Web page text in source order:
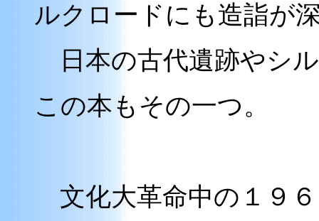
ルクロードにも造詣
日本の古代遺跡やシ
この本もその一つ。
文化大革命中の１９